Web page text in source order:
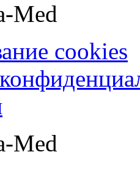
Med
cookies
Med